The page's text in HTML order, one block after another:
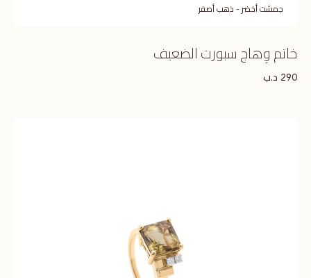
جمشت أخضر - ذهب أصفر
خاتم وِهاج سبورت الضعيف
290 د.ب